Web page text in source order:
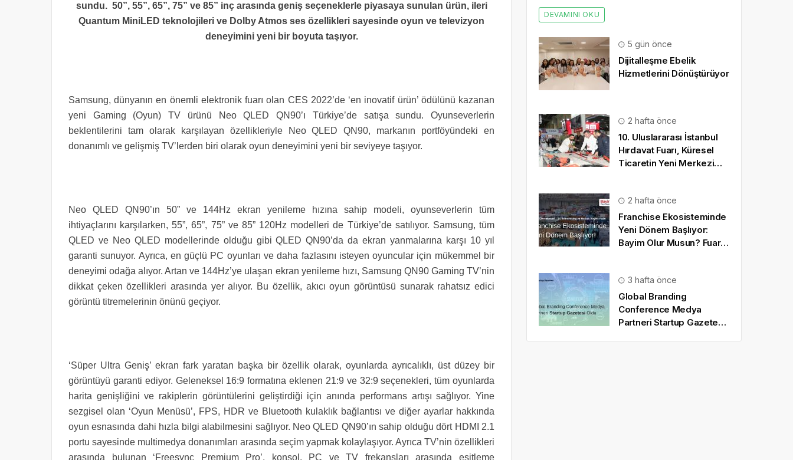
sundu. 50”, 55”, 65”, 75” ve 85” inç arasında geniş seçeneklerle piyasaya sunulan ürün, ileri
Quantum MiniLED teknolojileri ve Dolby Atmos ses özellikleri sayesinde oyun ve televizyon
deneyimini yeni bir boyuta taşıyor.
Samsung, dünyanın en önemli elektronik fuarı olan CES 2022’de ‘en inovatif ürün’ ödülünü kazanan
yeni Gaming (Oyun) TV ürünü Neo QLED QN90’ı Türkiye’de satışa sundu. Oyunseverlerin
beklentilerini tam olarak karşılayan özellikleriyle Neo QLED QN90, markanın portföyündeki en
donanımlı ve gelişmiş TV’lerden biri olarak oyun deneyimini yeni bir seviyeye taşıyor.
Neo QLED QN90’ın 50” ve 144Hz ekran yenileme hızına sahip modeli, oyunseverlerin tüm
ihtiyaçlarını karşılarken, 55”, 65”, 75” ve 85” 120Hz modelleri de Türkiye’de satılıyor. Samsung, tüm
QLED ve Neo QLED modellerinde olduğu gibi QLED QN90’da da ekran yanmalarına karşı 10 yıl
garanti sunuyor. Ayrıca, en güçlü PC oyunları ve daha fazlasını isteyen oyuncular için mükemmel bir
deneyimi odağa alıyor. Artan ve 144Hz’ye ulaşan ekran yenileme hızı, Samsung QN90 Gaming TV’nin
dikkat çeken özellikleri arasında yer alıyor. Bu özellik, akıcı oyun görüntüsü sunarak rahatsız edici
görüntü titremelerinin önünü geçiyor.
‘Süper Ultra Geniş’ ekran fark yaratan başka bir özellik olarak, oyunlarda ayrıcalıklı, üst düzey bir
görüntüyü garanti ediyor. Geleneksel 16:9 formatına eklenen 21:9 ve 32:9 seçenekleri, tüm oyunlarda
harita genişliğini ve rakiplerin görüntülerini geliştirdiği için anında performans artışı sağlıyor. Yine
sezgisel olan ‘Oyun Menüsü’, FPS, HDR ve Bluetooth kulaklık bağlantısı ve diğer ayarlar hakkında
oyun esnasında dahi hızla bilgi alabilmesini sağlıyor. Neo QLED QN90’ın sahip olduğu dört HDMI 2.1
portu sayesinde multimedya donanımları arasında seçim yapmak kolaylaşıyor. Ayrıca TV’nin özellikleri
arasında bulunan ‘Freesync Premium Pro’, konsol, PC ve TV frekansları arasında eşitleme
DEVAMINI OKU
5 gün önce
Dijitalleşme Ebelik
Hizmetlerini Dönüştürüyor
2 hafta önce
10. Uluslararası İstanbul
Hırdavat Fuarı, Küresel
Ticaretin Yeni Merkezi
2 hafta önce
Franchise Ekosisteminde
Yeni Dönem Başlıyor:
Bayim Olur Musun? Fuarı
3 hafta önce
Global Branding
Conference Medya
Partneri Startup Gazetesi